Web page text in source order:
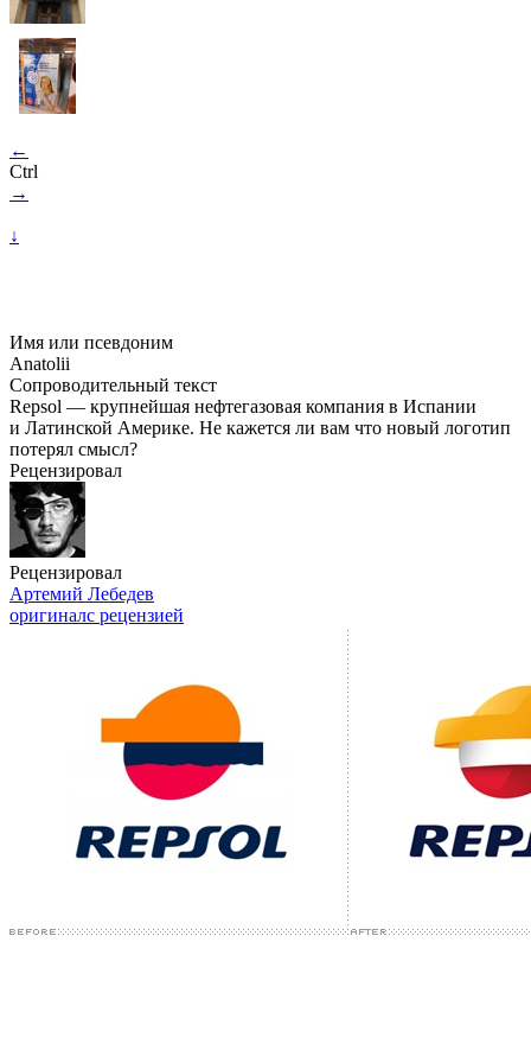
←
Ctrl
→
↓
Имя или псевдоним
Anatolii
Сопроводительный текст
Repsol — крупнейшая нефтегазовая компания в Испании
и Латинской Америке. Не кажется ли вам что новый логотип
потерял смысл?
Рецензировал
Рецензировал
Артемий Лебедев
оригиналс рецензией